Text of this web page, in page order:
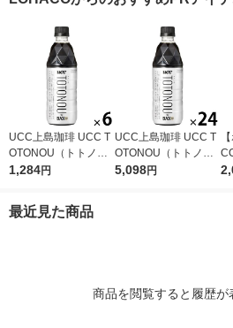
UCC上島珈琲 UCC T
OTONOU（トトノ
ウ） by BLACK無糖 5
1,284円
UCC上島珈琲 UCC T
OTONOU（トトノ
ウ） by BLACK無糖 5
5,098円
琲
最近見た商品
商品を閲覧すると履歴が